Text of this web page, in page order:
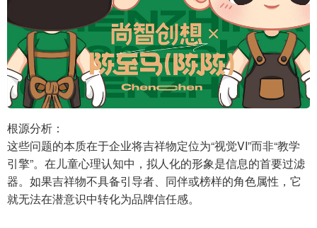
根源分析：
这些问题的本质在于企业将吉祥物定位为“视觉VI”而非“教学
引擎”。在儿童心理认知中，拟人化的形象是信息的首要过滤
器。如果吉祥物不具备引导者、同伴或榜样的角色属性，它
就无法在潜意识中转化为品牌信任感。